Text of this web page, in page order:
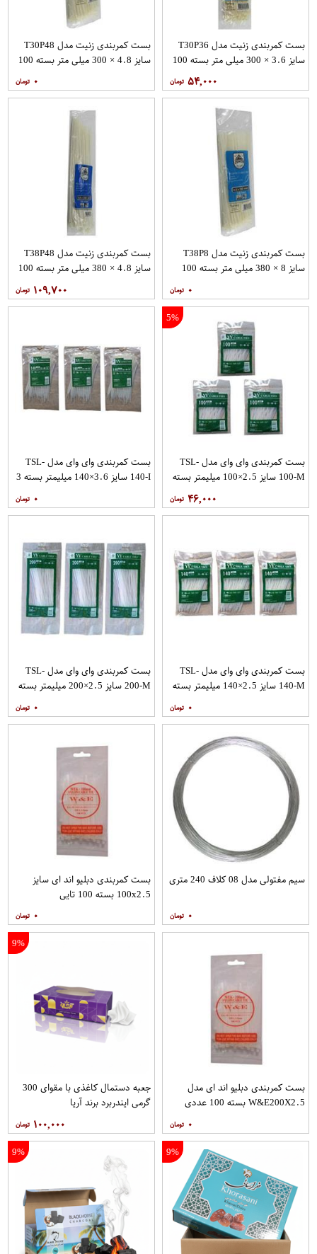
بست کمربندی زنیت مدل T30P36
سایز 3.6 × 300 میلی متر بسته 100
۵۴,۰۰۰
بست کمربندی زنیت مدل T30P48
سایز 4.8 × 300 میلی متر بسته 100
۰
بست کمربندی زنیت مدل T38P8
سایز 8 × 380 میلی متر بسته 100
۰
بست کمربندی زنیت مدل T38P48
سایز 4.8 × 380 میلی متر بسته 100
۱۰۹,۷۰۰
5%
بست کمربندی وای وای مدل TSL-
100-M سایز 2.5×100 میلیمتر بسته
۴۶,۰۰۰
بست کمربندی وای وای مدل TSL-
140-I سایز 3.6×140 میلیمتر بسته 3
۰
بست کمربندی وای وای مدل TSL-
140-M سایز 2.5×140 میلیمتر بسته
۰
بست کمربندی وای وای مدل TSL-
200-M سایز 2.5×200 میلیمتر بسته
۰
سیم مفتولی مدل 08 کلاف 240 متری
۰
بست کمربندی دبلیو اند ای سایز
100x2.5 بسته 100 تایی
۰
بست کمربندی دبلیو اند ای مدل
W&E200X2.5 بسته 100 عددی
۰
9%
جعبه دستمال کاغذی با مقوای 300
گرمی ایندربرد برند آریا
۱۰۰,۰۰۰
9%
9%